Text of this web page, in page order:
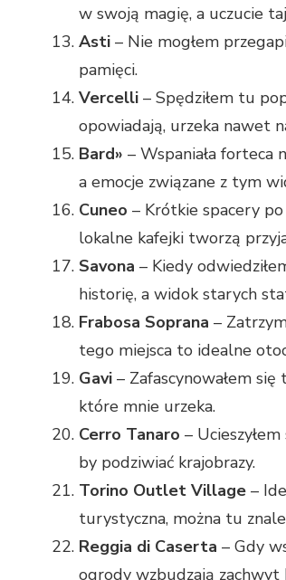
w swoją magię, a uczucie
Asti – Nie mogłem
pamięci.
Vercelli – Spędziłem tu
opowiadają, urzeka nawet
Bard» – Wspaniała forteca
a emocje związane z tym
Cuneo – Krótkie spacery
lokalne kafejki tworzą
Savona – Kiedy
historię, a widok starych
Frabosa Soprana –
tego miejsca to idealne
Gavi – Zafascynowałem
które mnie urzeka.
Cerro Tanaro –
by podziwiać krajobrazy.
Torino Outlet Village –
turystyczna, można tu
Reggia di Caserta – Gdy
ogrody wzbudzają